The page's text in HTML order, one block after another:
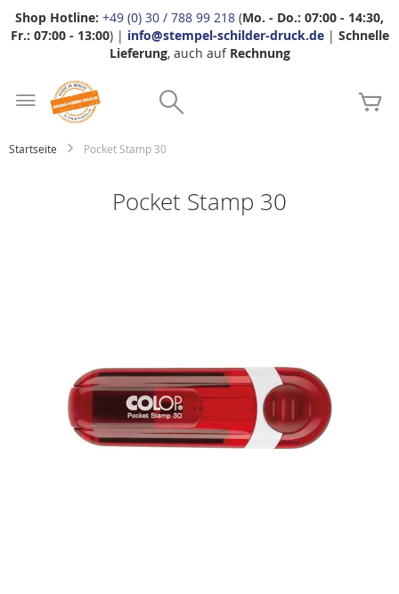
Shop Hotline: +49 (0) 30 / 788 99 218 (Mo. - Do.: 07:00 - 14:30,
Fr.: 07:00 - 13:00) | info@stempel-schilder-druck.de| Schnelle
Lieferung, auch auf Rechnung
Startseite Pocket Stamp 30
Pocket Stamp 30